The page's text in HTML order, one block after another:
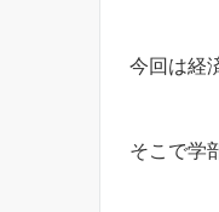
今回は経
そこで学